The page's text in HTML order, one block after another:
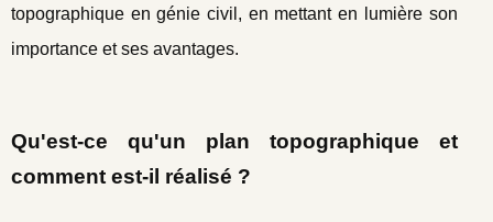
topographique en génie civil, en mettant en lumière son
importance et ses avantages.
Qu'est-ce qu'un plan topographique et
comment est-il réalisé ?